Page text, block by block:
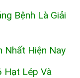
Bệnh Là Giải
Nhất Hiện Nay
Hạt Lép Và